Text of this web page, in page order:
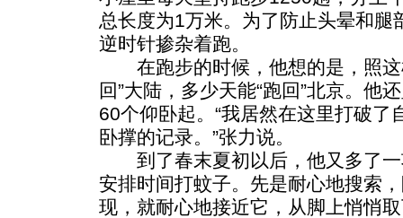
总长度为1万米。为了防止头晕和腿
逆时针掺杂着跑。
在跑步的时候，他想的是，照这
回”大陆，多少天能“跑回”北京。他
60个仰卧起。“我居然在这里打破了
卧撑的记录。”张力说。
到了春末夏初以后，他又多了一
安排时间打蚊子。先是耐心地搜索
现，就耐心地接近它，从脚上悄悄